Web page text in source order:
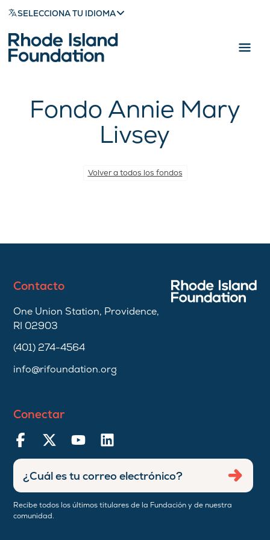
SELECCIONA TU IDIOMA
Fondo Annie Mary
Livsey
Volver a todos los fondos
Contacto
One Union Station, Providence,
RI 02903
(401) 274-4564
info@rifoundation.org
Conectar
Recibe todos los últimos titulares de la Fundación y de nuestra
comunidad.
Ingresar
dirección
de
correo
Enviar